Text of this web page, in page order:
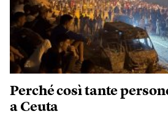
Perché così tante
a Ceuta